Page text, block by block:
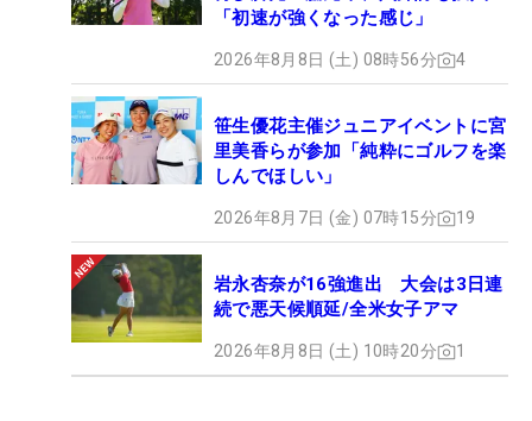
「初速が強くなった感じ」
2026年8月8日 (土) 08時56分 4
笹生優花主催ジュニアイベントに宮
里美香らが参加「純粋にゴルフを楽
しんでほしい」
2026年8月7日 (金) 07時15分 19
岩永杏奈が16強進出 大会は3日連
続で悪天候順延/全米女子アマ
2026年8月8日 (土) 10時20分 1